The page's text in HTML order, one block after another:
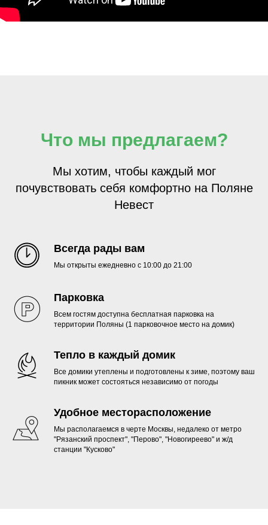
Что мы предлагаем?
Мы хотим, чтобы каждый мог
почувствовать себя комфортно на Поляне
Невест
Всегда рады вам
Мы открыты ежедневно с 10:00 до 21:00
Парковка
Всем гостям доступна бесплатная парковка на
территории Поляны (1 парковочное место на домик)
Тепло в каждый домик
Все домики утеплены и подготовлены к зиме, поэтому ваш
пикник может состояться независимо от погоды
Удобное месторасположение
Мы располагаемся в черте Москвы, недалеко от метро
"Рязанский проспект", "Перово", "Новогиреево" и ж/д
станции "Кусково"